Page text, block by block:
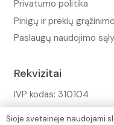
Privatumo politika
Pinigų ir prekių
Paslaugų naudojimo
Rekvizitai
IVP kodas: 310104
Šioje svetainėje naudojami